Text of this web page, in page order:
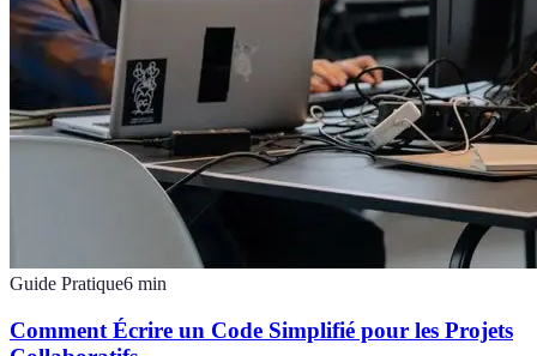
Guide Pratique6 min
Comment Écrire un Code Simplifié pour les Projets